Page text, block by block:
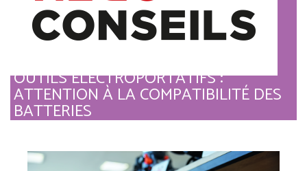
OUTILS ÉLECTROPORTATIFS :
ATTENTION À LA COMPATIBILITÉ DES
BATTERIES